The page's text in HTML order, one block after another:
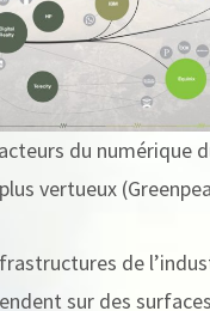
du numérique
vertueux
de
sur des